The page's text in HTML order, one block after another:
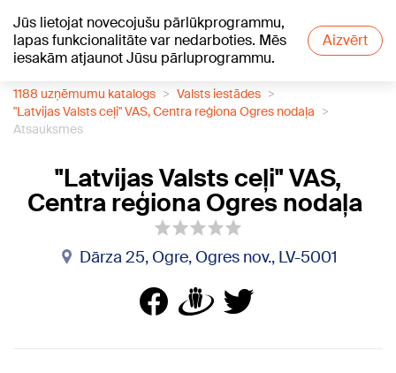
Jūs lietojat novecojušu pārlūkprogrammu,
lapas funkcionalitāte var nedarboties. Mēs
iesakām atjaunot Jūsu pārluprogrammu.
Aizvērt
+19°C
1188 uzņēmumu katalogs
Valsts iestādes
"Latvijas Valsts ceļi" VAS, Centra reģiona Ogres nodaļa
Atsauksmes
"Latvijas Valsts ceļi" VAS,
Centra reģiona Ogres nodaļa
Dārza 25, Ogre, Ogres nov., LV-5001